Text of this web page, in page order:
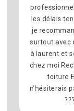
et très
tenu et l’artisan à
avec des prix très
et son équipe
Recherche de
Et l’étanchéité
pas à faire